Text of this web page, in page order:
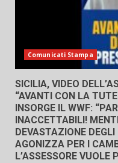
Comunicati Stampa
SICILIA, VIDEO
“AVANTI CON LA
INSORGE IL WWF:
INACCETTABILI!
DEVASTAZIONE
AGONIZZA PER I
L’ASSESSORE VUOLE